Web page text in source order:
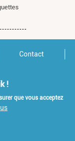
Contact
!
que vous acceptez